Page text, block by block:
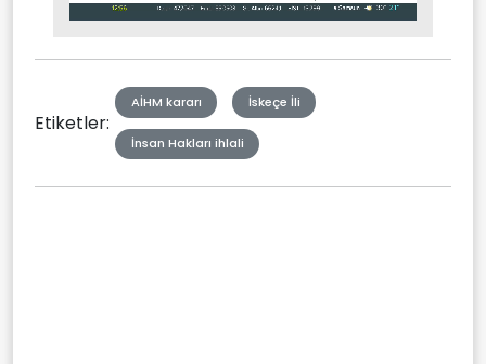
Mute Stream
Etiketler:
AİHM kararı İskeçe İli
İnsan Hakları ihlali